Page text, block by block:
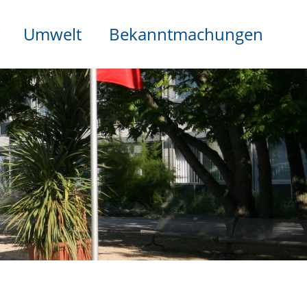
Umwelt Bekanntmachungen